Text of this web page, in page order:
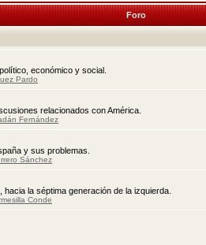
Foro
económico y social.
Pardo
relacionados con América.
Fernández
y sus problemas.
Sánchez
hacia la séptima generación de la izquierda.
Conde